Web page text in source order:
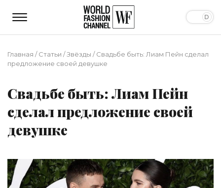
Главная /Статьи /Звёзды /Свадьбе быть: Лиам Пейн сделал
предложение своей девушке
Свадьбе быть: Лиам Пейн
сделал предложение своей
девушке